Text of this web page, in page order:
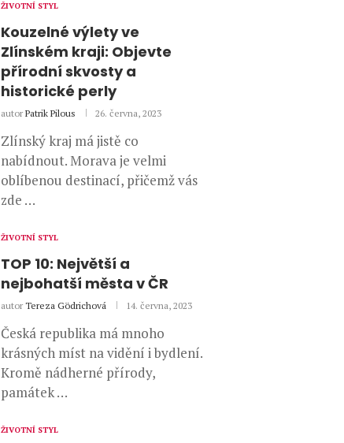
ŽIVOTNÍ STYL
Kouzelné výlety ve
Zlínském kraji: Objevte
přírodní skvosty a
historické perly
autor Patrik Pilous 26. června, 2023
Zlínský kraj má jistě co
nabídnout. Morava je velmi
oblíbenou destinací, přičemž vás
zde …
ŽIVOTNÍ STYL
TOP 10: Největší a
nejbohatší města v ČR
autor Tereza Gödrichová 14. června, 2023
Česká republika má mnoho
krásných míst na vidění i bydlení.
Kromě nádherné přírody,
památek …
ŽIVOTNÍ STYL